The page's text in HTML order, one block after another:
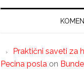
Praktični saveti za
Pecina posla on